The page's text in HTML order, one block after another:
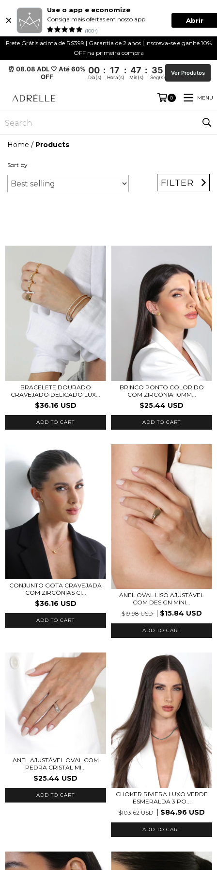
Use o app e economize
Consiga mais ofertas em nosso app
(100+)
Abrir
Frete Grátis acima de R$399 | Garantia de 2 anos | Inscreva-se e ganhe 10%
OFF na primeira compra
⏰ 08.08 ADL 🤍 Até 60%
OFF
00 : 17 : 47 : 35
Dia(s) Hora(s) Min(s) Seg(s)
Ver Produtos
0 MENU
Home / Products
Sort by
FILTER
BRACELETE DOURADO
CRAVEJADO DELICADO LUX...
$36.16 USD
BRINCO PONTO COLORIDO
COM ZIRCÔNIA 10MM...
$25.44 USD
CONJUNTO GOTA CRAVEJADA
COM ZIRCÔNIAS CI...
$36.16 USD
ADD TO CART
ANEL OVAL LISO AJUSTÁVEL
COM DESIGN MINI...
$19.98 USD
$15.84 USD
ADD TO CART
ANEL AJUSTÁVEL OVAL COM
PEDRA CRISTAL MI...
$25.44 USD
ADD TO CART
CHOKER RIVIERA LUXO VERDE
ESMERALDA 3 PO...
$103.62 USD
$84.96 USD